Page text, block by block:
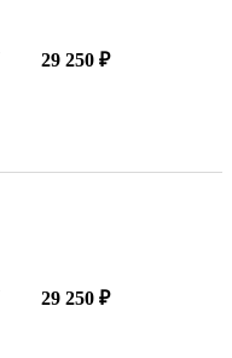
29 250 ₽
29 250 ₽